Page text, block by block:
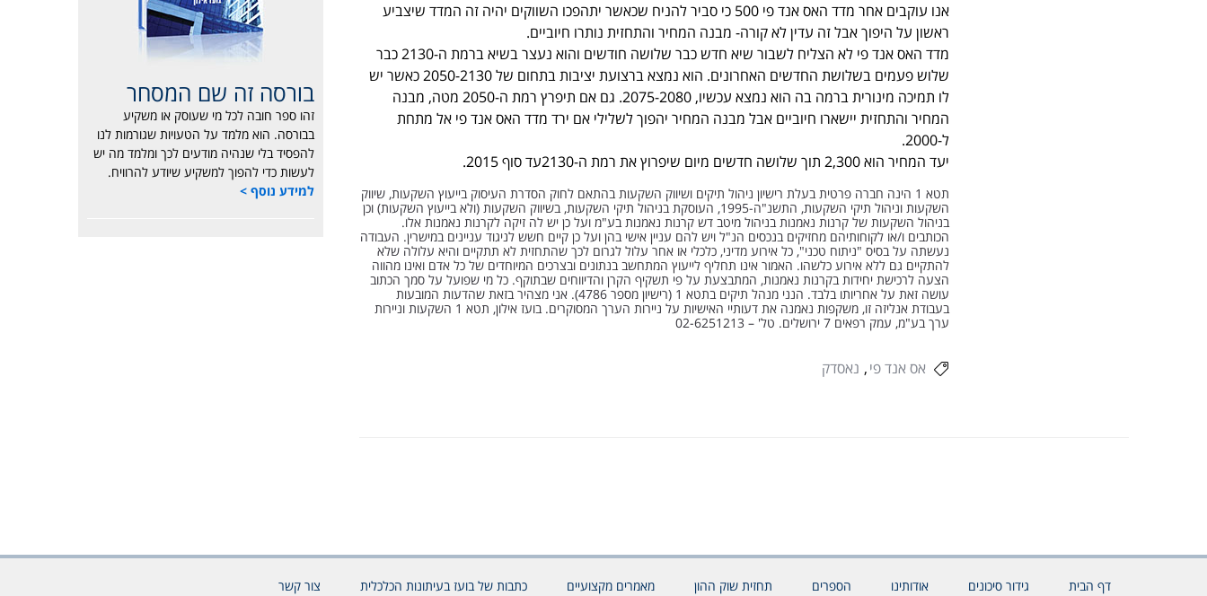
אנו עוקבים אחר מדד האס אנד פי 500 כי סביר להניח שכאשר יתהפכו השווקים יהיה זה המדד שיצביע
ראשון על היפוך אבל זה עדין לא קורה- מבנה המחיר והתחזית נותרו חיוביים.
מדד האס אנד פי לא הצליח לשבור שיא חדש כבר שלושה חודשים והוא נעצר בשיא ברמת ה-2130 כבר
שלוש פעמים בשלושת החדשים האחרונים. הוא נמצא ברצועת יציבות בתחום של 2050-2130 כאשר יש
לו תמיכה מינורית ברמה בה הוא נמצא עכשיו, 2075-2080. גם אם תיפרץ רמת ה-2050 מטה, מבנה
המחיר והתחזית יישארו חיוביים אבל מבנה המחיר יהפוך לשלילי אם ירד מדד האס אנד פי אל מתחת
ל-2000.
יעד המחיר הוא 2,300 תוך שלושה חדשים מיום שיפרוץ את רמת ה-2130עד סוף 2015.
תטא 1 הינה חברה פרטית בעלת רישיון ניהול תיקים ושיווק השקעות בהתאם לחוק הסדרת העיסוק בייעוץ השקעות, שיווק
השקעות וניהול תיקי השקעות, התשנ"ה-1995, העוסקת בניהול תיקי השקעות, בשיווק השקעות (ולא בייעוץ השקעות) וכן
בניהול השקעות של קרנות נאמנות בניהול מיטב דש קרנות נאמנות בע"מ ועל כן יש לה זיקה לקרנות נאמנות אלו.
הכותבים ו/או לקוחותיהם מחזיקים בנכסים הנ"ל ויש להם עניין אישי בהן ועל כן קיים חשש לניגוד עניינים במישרין. העבודה
נעשתה על בסיס "ניתוח טכני", כל אירוע מדיני, כלכלי או אחר עלול לגרום לכך שהתחזית לא תתקיים והיא עלולה שלא
להתקיים גם ללא אירוע כלשהו. האמור אינו תחליף לייעוץ המתחשב בנתונים ובצרכים המיוחדים של כל אדם ואינו מהווה
הצעה לרכישת יחידות בקרנות נאמנות, המתבצעת על פי תשקיף הקרן והדיווחים שבתוקף. כל מי שפועל על סמך הכתוב
עושה זאת על אחריותו בלבד. הנני מנהל תיקים בתטא 1 (רישיון מספר 4786). אני מצהיר בזאת שהדעות המובעות
בעבודת אנליזה זו, משקפות נאמנה את דעותיי האישיות על ניירות הערך המסוקרים. בועז אילון, תטא 1 השקעות וניירות
ערך בע"מ, עמק רפאים 7 ירושלים. טל' – 02-6251213
אס אנד פי נאסדק
בורסה זה שם המסחר
זהו ספר חובה לכל מי שעוסק או משקיע
בבורסה. הוא מלמד על הטעויות שגורמות לנו
להפסיד בלי שנהיה מודעים לכך ומלמד מה יש
לעשות כדי להפוך למשקיע שיודע להרוויח.
למידע נוסף >
דף הבית גידור סיכונים אודותינו הספרים תחזית שוק ההון מאמרים מקצועיים כתבות של בועז בעיתונות הכלכלית צור קשר